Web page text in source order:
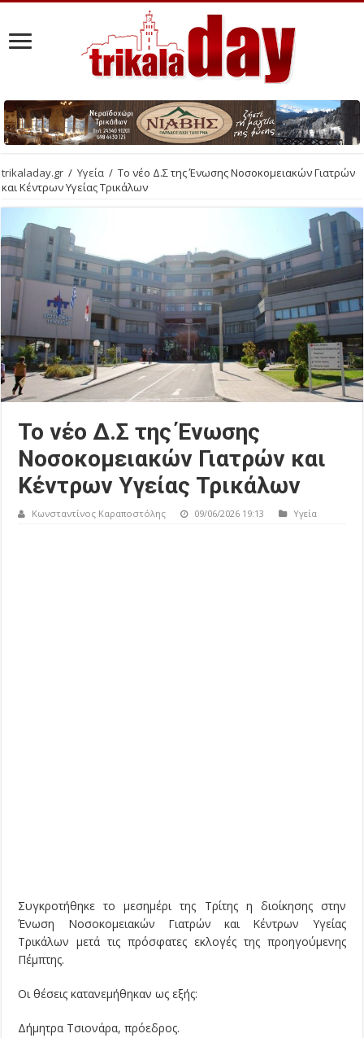
trikaladay.gr / Υγεία / Το νέο Δ.Σ της Ένωσης Νοσοκομειακών Γιατρών
και Κέντρων Υγείας Τρικάλων
Το νέο Δ.Σ της Ένωσης
Νοσοκομειακών Γιατρών και
Κέντρων Υγείας Τρικάλων
Κωνσταντίνος Καραποστόλης 09/06/2026 19:13 Υγεία
Συγκροτήθηκε το μεσημέρι της Τρίτης η διοίκησης στην
Ένωση Νοσοκομειακών Γιατρών και Κέντρων Υγείας
Τρικάλων μετά τις πρόσφατες εκλογές της προηγούμενης
Πέμπτης.
Οι θέσεις κατανεμήθηκαν ως εξής:
Δήμητρα Τσιονάρα, πρόεδρος.